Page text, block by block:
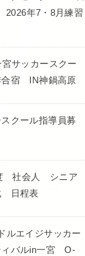
2026年7・8月練習
サッカースクー
宿 IN神鍋高原
クール指導員募
社会人 シニア
日程表
ルエイジサッカー
ィバルin一宮 O-